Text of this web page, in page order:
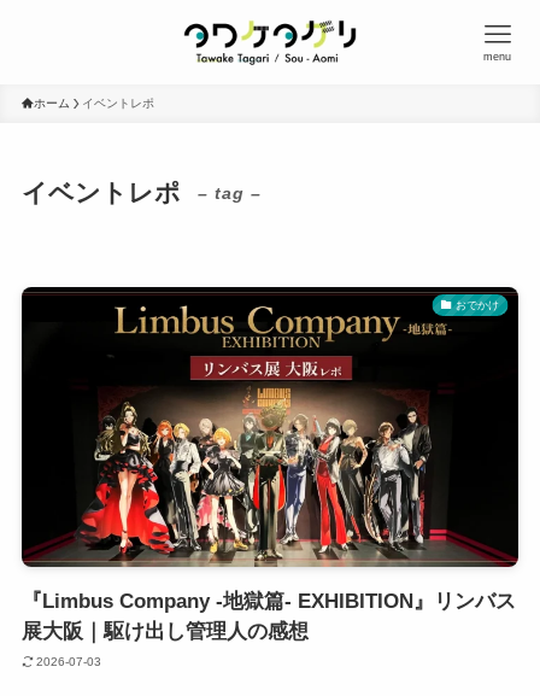
menu
ホーム イベントレポ
イベントレポ – tag –
おでかけ
『Limbus Company -地獄篇- EXHIBITION』リンバス
展大阪｜駆け出し管理人の感想
2026-07-03